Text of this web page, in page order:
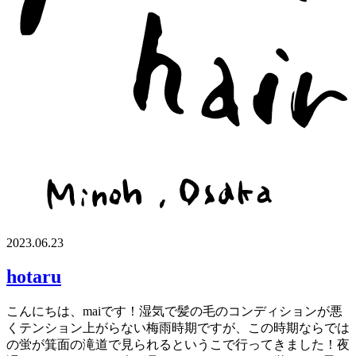
2023.06.23
hotaru
こんにちは、maiです！湿気で髪の毛のコンディションが悪
くテンション上がらない梅雨時期ですが、この時期ならでは
の蛍が箕面の滝道で見られるというこで行ってきました！夜